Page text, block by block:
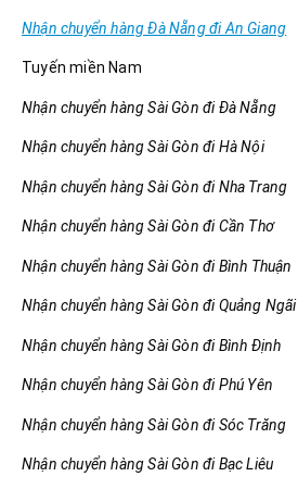
Nhận chuyển hàng Đà Nẵng đi An Giang
Tuyến miền Nam
Nhận chuyển hàng Sài Gòn đi Đà Nẵng
Nhận chuyển hàng Sài Gòn đi Hà Nội
Nhận chuyển hàng Sài Gòn đi Nha Trang
Nhận chuyển hàng Sài Gòn đi Cần Thơ
Nhận chuyển hàng Sài Gòn đi Bình Thuận
Nhận chuyển hàng Sài Gòn đi Quảng Ngãi
Nhận chuyển hàng Sài Gòn đi Bình Định
Nhận chuyển hàng Sài Gòn đi Phú Yên
Nhận chuyển hàng Sài Gòn đi Sóc Trăng
Nhận chuyển hàng Sài Gòn đi Bạc Liêu